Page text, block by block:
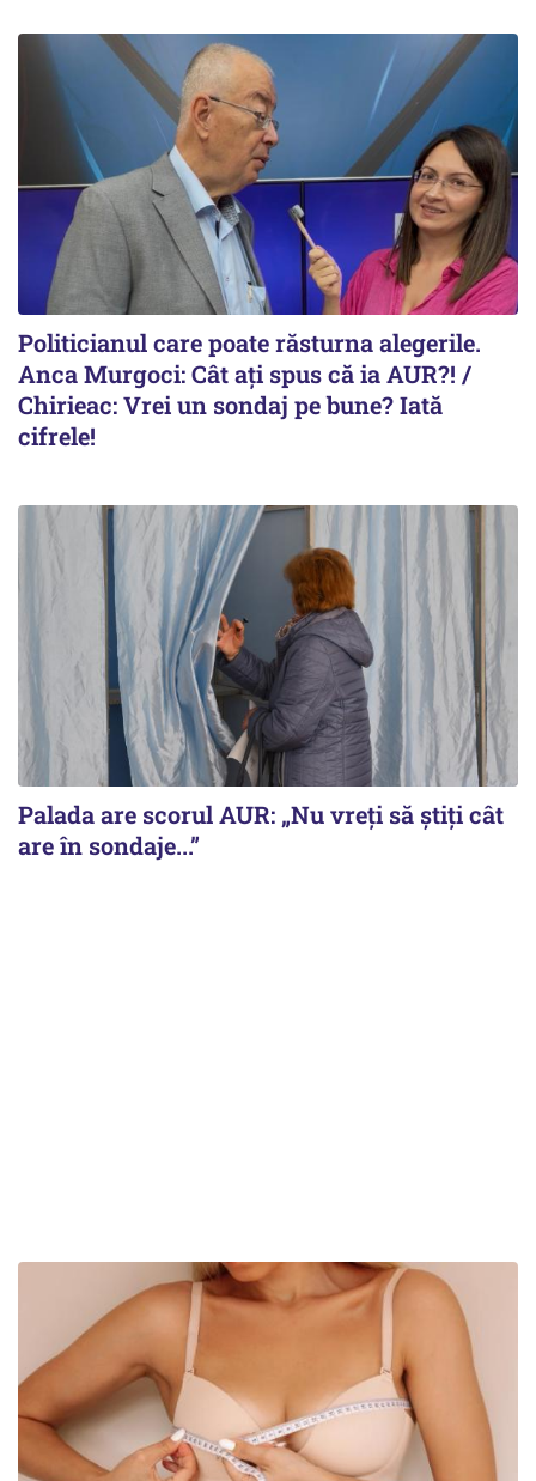
Politicianul care poate răsturna alegerile.
Anca Murgoci: Cât ați spus că ia AUR?! /
Chirieac: Vrei un sondaj pe bune? Iată
cifrele!
Palada are scorul AUR: „Nu vreți să știți cât
are în sondaje...”